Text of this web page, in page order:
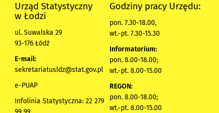
Urząd Statystyczny
w Łodzi
ul. Suwalska 29
93-176 Łódź
E-mail:
sekretariatusldz@stat.gov.pl
e-PUAP
Infolinia Statystyczna: 22 279
Godziny pracy Urzędu:
pon. 7.30-18.00,
wt.-pt. 7.30-15.30
Informatorium:
pon. 8.00-18.00;
wt.-pt. 8.00-15.00
REGON:
pon. 8.00-18.00;
wt.-pt. 8.00-15.00